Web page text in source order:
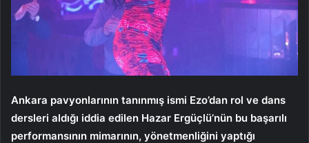
Ankara pavyonlarının tanınmış ismi Ezo’dan rol ve dans
dersleri aldığı iddia edilen Hazar Ergüçlü’nün bu başarılı
performansının mimarının, yönetmenliğini yaptığı